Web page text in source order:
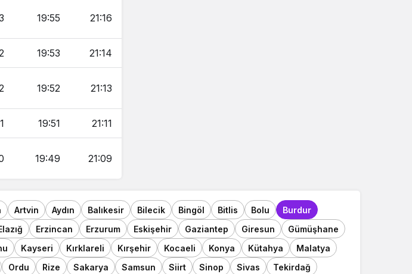
19:55 21:16
19:53 21:14
19:52 21:13
19:51 21:11
19:49 21:09
Artvin Aydın Balıkesir Bilecik Bingöl Bitlis Bolu
Burdur
Erzincan Erzurum Eskişehir Gaziantep Giresun
Gümüşhane
Kayseri Kırklareli Kırşehir Kocaeli Konya Kütahya
Malatya
Ordu Rize Sakarya Samsun Siirt Sinop Sivas
Tekirdağ